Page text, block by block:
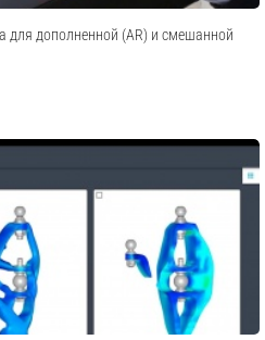
для дополненной (AR) и смешанной